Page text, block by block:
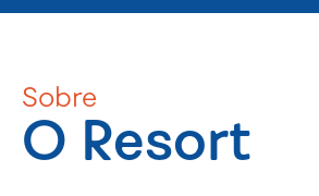
Sobre
O Resort